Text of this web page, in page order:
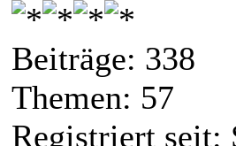
Beiträge: 338
Themen: 57
Registriert seit: